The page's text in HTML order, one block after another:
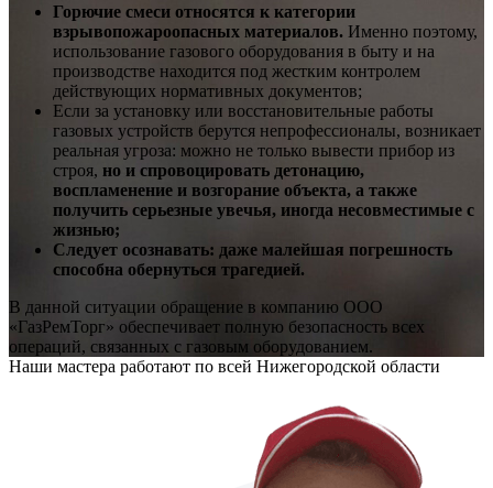
Горючие смеси относятся к категории
взрывопожароопасных материалов. Именно поэтому,
использование газового оборудования в быту и на
производстве находится под жестким контролем
действующих нормативных документов;
Если за установку или восстановительные работы
газовых устройств берутся непрофессионалы, возникает
реальная угроза: можно не только вывести прибор из
строя, но и спровоцировать детонацию,
воспламенение и возгорание объекта, а также
получить серьезные увечья, иногда несовместимые с
жизнью;
Следует осознавать: даже малейшая погрешность
способна обернуться трагедией.
В данной ситуации обращение в компанию ООО
«ГазРемТорг» обеспечивает полную безопасность всех
операций, связанных с газовым оборудованием.
Наши мастера работают по всей Нижегородской области